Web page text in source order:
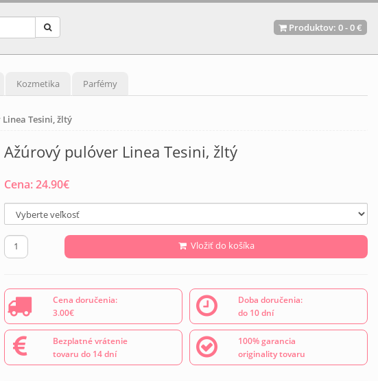
Produktov: 0-0 €
Kozmetika Parfémy
Tesini, žltý
Ažúrový pulóver Linea Tesini, žltý
Cena:24.90€
Vložiť do košíka
Cena doručenia:
3.00€
Doba doručenia:
do 10 dní
Bezplatné vrátenie
tovaru do 14 dní
100% garancia
originality tovaru